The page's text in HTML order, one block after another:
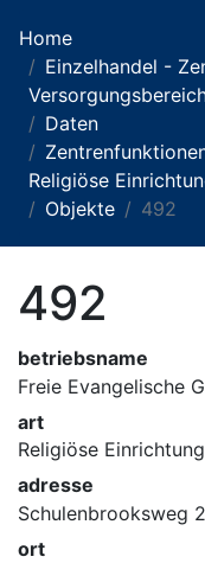
Home
Einzelhandel -
Daten
Religiöse
Objekte
492
492
betriebsname
Freie Evangelische
art
Religiöse Einrichtung
adresse
Schulenbrooksweg
ort